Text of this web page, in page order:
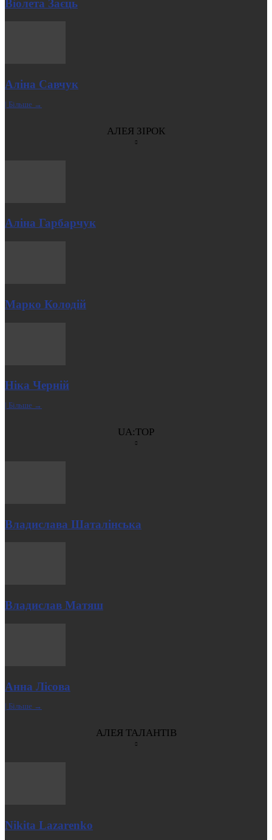
Віолета Заєць
Аліна Савчук
| Більше →
АЛЕЯ ЗІРОК
Аліна Гарбарчук
Марко Колодій
Ніка Черній
| Більше →
UA:TOP
Владислава Шаталінська
Владислав Матяш
Анна Лісова
| Більше →
АЛЕЯ ТАЛАНТІВ
Nikita Lazarenko